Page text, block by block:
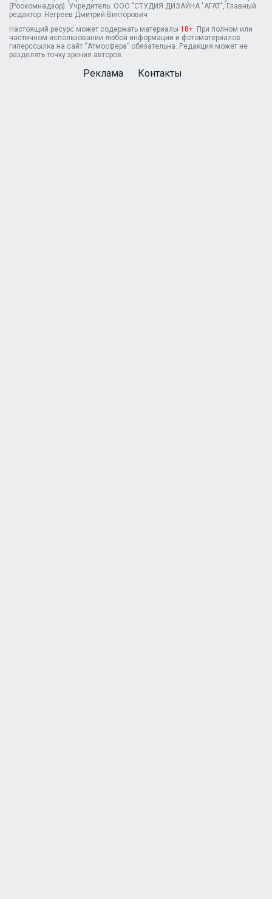
(Роскомнадзор). Учредитель: ООО "СТУДИЯ ДИЗАЙНА "АГАТ", Главный
редактор: Негреев Дмитрий Викторович
Настоящий ресурс может содержать материалы 18+ . При полном или
частичном использовании любой информации и фотоматериалов
гиперссылка на сайт “Атмосфера” обязательна. Редакция может не
разделять точку зрения авторов.
Реклама Контакты